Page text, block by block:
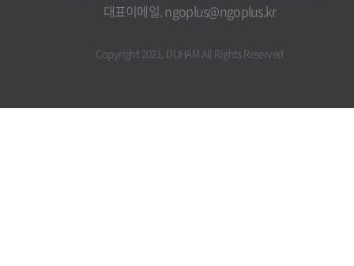
대표이메일. ngoplus@ngoplus.kr
Copyright 2021. DUHAM All Rights Reserved